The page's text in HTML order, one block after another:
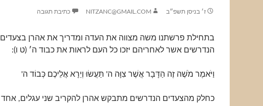
ז׳ בניסן תשפ״ב NITZANC@GMAIL.COM כתיבת תגובה
בתחילת פרשתנו משה מצווה את העדה ומדריך את אהרן בצעדים
הנדרשים אשר לאחריהם יזכו כל העם לראות את כבוד ה׳ (ט ו):
וַיֹּאמֶר מֹשֶׁה זֶה הַדָּבָר אֲשֶׁר צִוָּה ה' תַּעֲשׂוּ וְיֵרָא אֲלֵיכֶם כְּבוֹד ה'
כחלק מהצעדים הנדרשים מתבקש אהרן להקריב שני עגלים, אחד